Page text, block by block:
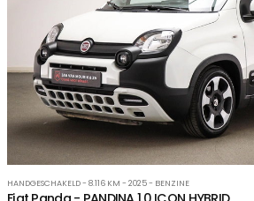
HANDGESCHAKELD - 8.116 KM - 2025 - BENZINE